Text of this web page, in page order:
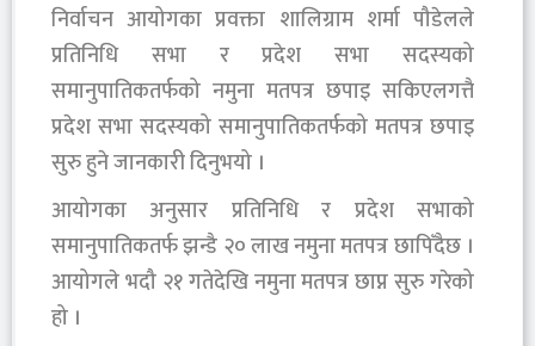
निर्वाचन आयोगका प्रवक्ता शालिग्राम शर्मा पौडेलले
प्रतिनिधि सभा र प्रदेश सभा सदस्यको
समानुपातिकतर्फको नमुना मतपत्र छपाइ सकिएलगत्तै
प्रदेश सभा सदस्यको समानुपातिकतर्फको मतपत्र छपाइ
सुरु हुने जानकारी दिनुभयो ।
आयोगका अनुसार प्रतिनिधि र प्रदेश सभाको
समानुपातिकतर्फ झन्डै २० लाख नमुना मतपत्र छापिँदैछ ।
आयोगले भदौ २१ गतेदेखि नमुना मतपत्र छाप्न सुरु गरेको
हो ।